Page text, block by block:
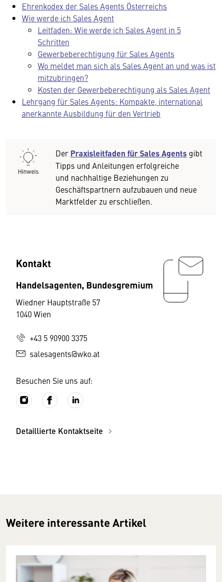
Ehrenkodex der Sales Agents Österreichs
Wie werde ich Sales Agent
Leitfaden: Wie werde ich Sales Agent in 5
Schritten
Gewerbeberechtigung für Sales Agents
Wo meldet man sich als Sales Agent an und was ist
mitzubringen?
Kosten der Gewerbeberechtigung als Sales Agent
Lehrgang für Sales Agents: Kompakte, international
anerkannte Ausbildung für den Vertrieb
Hinweis
Der Praxisleitfaden für Sales Agents gibt
Tipps und Anleitungen erfolgreiche
und nachhaltige Beziehungen zu
Geschäftspartnern aufzubauen und neue
Marktfelder zu erschließen.
Kontakt
Handelsagenten, Bundesgremium
Wiedner Hauptstraße 57
1040 Wien
+43 5 90900 3375
salesagents@wko.at
Besuchen Sie uns auf:
Detaillierte Kontaktseite
Weitere interessante Artikel